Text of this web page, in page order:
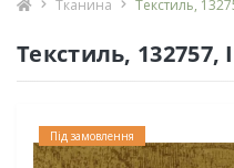
Тканина Текстиль,
Текстиль,
Під замовлення